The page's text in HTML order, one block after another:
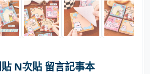
N次貼 留言記事本